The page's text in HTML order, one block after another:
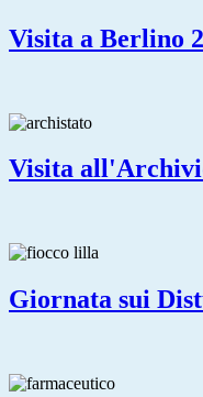
Visita a Berlino
Visita
Giornata sui